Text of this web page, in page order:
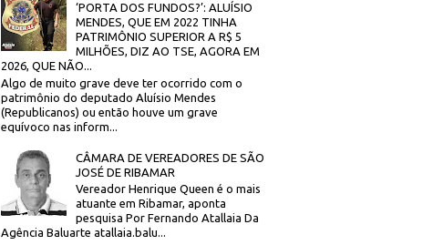
‘PORTA DOS FUNDOS?’: ALUÍSIO
MENDES, QUE EM 2022 TINHA
PATRIMÔNIO SUPERIOR A R$ 5
MILHÕES, DIZ AO TSE, AGORA EM
2026, QUE NÃO...
Algo de muito grave deve ter ocorrido com o
patrimônio do deputado Aluísio Mendes
(Republicanos) ou então houve um grave
equívoco nas inform...
CÂMARA DE VEREADORES DE SÃO
JOSÉ DE RIBAMAR
Vereador Henrique Queen é o mais
atuante em Ribamar, aponta
pesquisa Por Fernando Atallaia Da
Agência Baluarte atallaia.balu...